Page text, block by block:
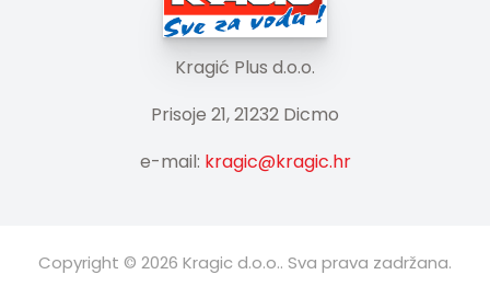
Kragić Plus d.o.o.
Prisoje 21, 21232 Dicmo
e-mail: kragic@kragic.hr
Copyright © 2026 Kragic d.o.o.. Sva prava zadržana.